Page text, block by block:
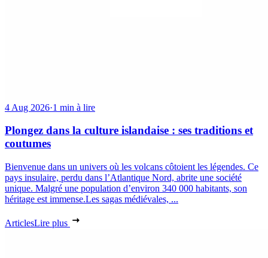
4 Aug 2026·1 min à lire
Plongez dans la culture islandaise : ses traditions et
coutumes
Bienvenue dans un univers où les volcans côtoient les légendes. Ce
pays insulaire, perdu dans l’Atlantique Nord, abrite une société
unique. Malgré une population d’environ 340 000 habitants, son
héritage est immense.Les sagas médiévales, ...
ArticlesLire plus